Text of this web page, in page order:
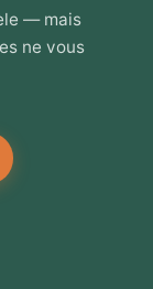
— mais
ne vous